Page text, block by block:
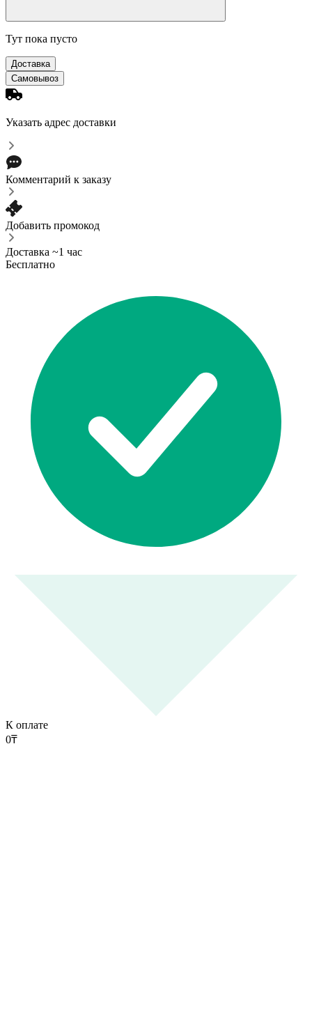
Тут пока пусто
Доставка
Самовывоз
Указать адрес доставки
Комментарий к заказу
Добавить промокод
Доставка ~1 час
Бесплатно
К оплате
0₸